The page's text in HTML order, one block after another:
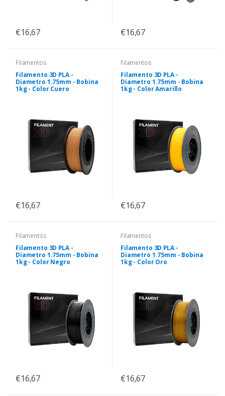
€16,67 €16,67
Filamentos
Filamento 3D PLA -
Diametro 1.75mm - Bobina
1kg - Color Cuero
€16,67
Filamentos
Filamento 3D PLA -
Diametro 1.75mm - Bobina
1kg - Color Amarillo
€16,67
Filamentos
Filamento 3D PLA -
Diametro 1.75mm - Bobina
1kg - Color Negro
€16,67
Filamentos
Filamento 3D PLA -
Diametro 1.75mm - Bobina
1kg - Color Oro
€16,67